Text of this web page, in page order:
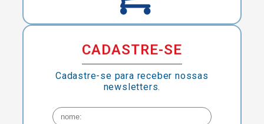
CADASTRE-SE
Cadastre-se para receber nossas
newsletters.